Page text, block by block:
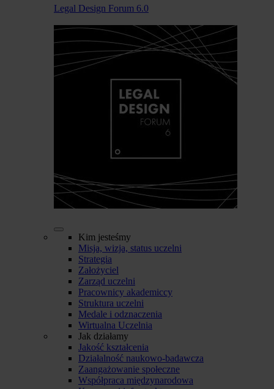
Legal Design Forum 6.0
Kim jesteśmy
Misja, wizja, status uczelni
Strategia
Założyciel
Zarząd uczelni
Pracownicy akademiccy
Struktura uczelni
Medale i odznaczenia
Wirtualna Uczelnia
Jak działamy
Jakość kształcenia
Działalność naukowo-badawcza
Zaangażowanie społeczne
Współpraca międzynarodowa